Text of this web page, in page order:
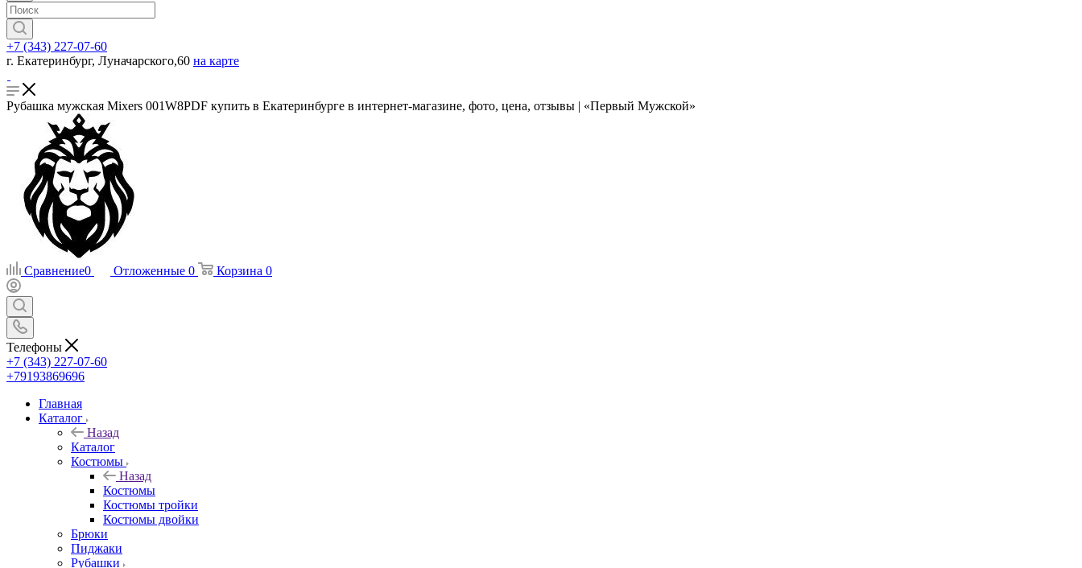
+7 (343) 227-07-60
г. Екатеринбург, Луначарского,60 на карте
Рубашка мужская Mixers 001W8PDF купить в Екатеринбурге в интернет-магазине, фото, цена, отзывы | «Первый Мужской»
Сравнение0 Отложенные 0 Корзина 0
Телефоны
+7 (343) 227-07-60
+79193869696
Главная
Каталог
Назад
Каталог
Костюмы
Назад
Костюмы
Костюмы тройки
Костюмы двойки
Брюки
Пиджаки
Рубашки